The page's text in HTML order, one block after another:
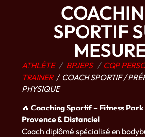
SPORTIF
ATHLÈTE / BPJEPS / CQP
TRAINER / COACH SPORTIF /
PHYSIQUE
🔥 Coaching Sportif – Fitness
Provence & Distanciel
Coach diplômé spécialisé en